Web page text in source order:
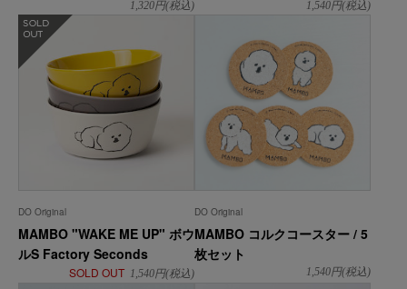
1,320円(税込) 1,540円(税込)
DO Original
MAMBO "WAKE ME UP" ボウ
ルS Factory Seconds
SOLD OUT 1,540円(税込)
DO Original
MAMBO コルクコースター / 5
枚セット
1,540円(税込)